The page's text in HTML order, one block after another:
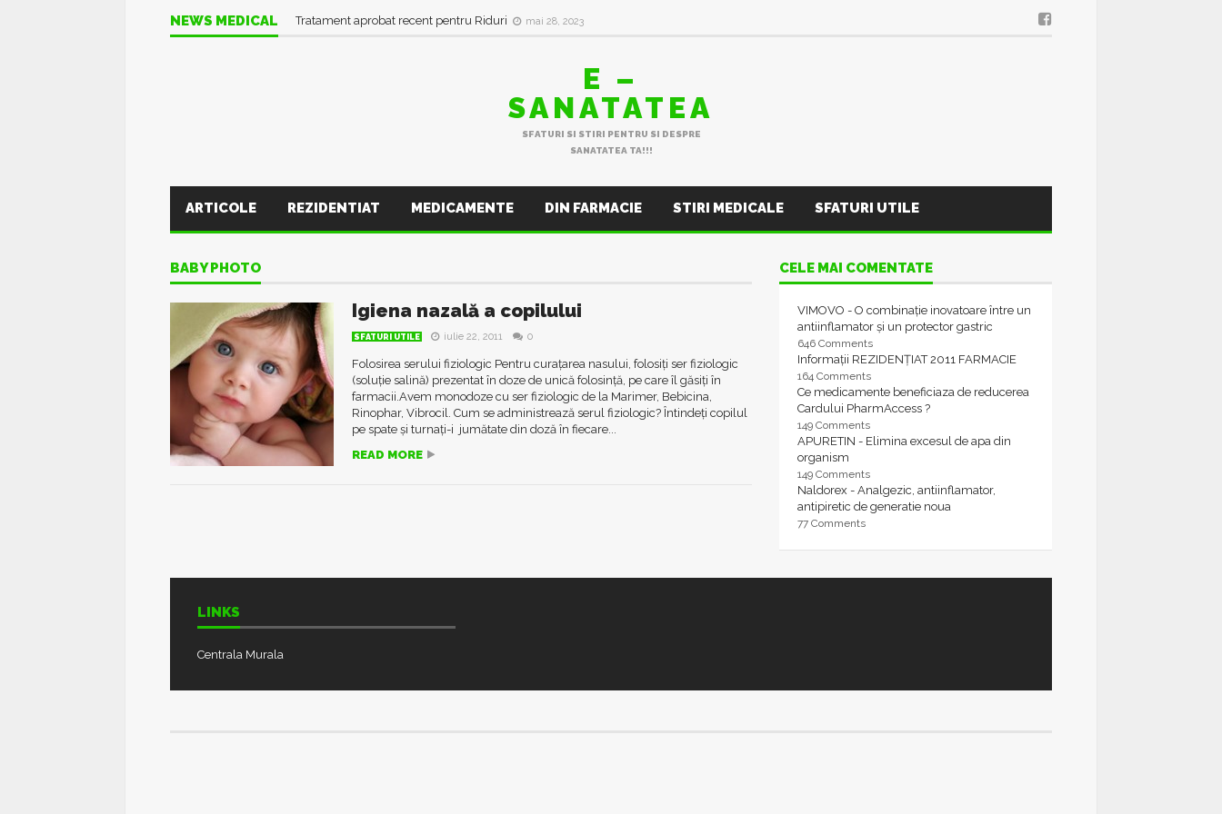
NEWS MEDICAL Tratament aprobat recent pentru Riduri mai 28, 2023
E –
SANATATEA
SFATURI SI STIRI PENTRU SI DESPRE
SANATATEA TA!!!
ARTICOLE REZIDENTIAT MEDICAMENTE DIN FARMACIE STIRI MEDICALE SFATURI UTILE
BABY PHOTO
Igiena nazală a copilului
SFATURI UTILE iulie 22, 2011 0
Folosirea serului fiziologic Pentru curațarea nasului, folosiți ser fiziologic
(soluție salină) prezentat în doze de unică folosință, pe care îl găsiți în
farmacii.Avem monodoze cu ser fiziologic de la Marimer, Bebicina,
Rinophar, Vibrocil. Cum se administrează serul fiziologic? Întindeți copilul
pe spate și turnați-i jumătate din doză în fiecare...
READ MORE
CELE MAI COMENTATE
VIMOVO - O combinație inovatoare între un
antiinflamator și un protector gastric
646 Comments
Informații REZIDENȚIAT 2011 FARMACIE
164 Comments
Ce medicamente beneficiaza de reducerea
Cardului PharmAccess ?
149 Comments
APURETIN - Elimina excesul de apa din
organism
149 Comments
Naldorex - Analgezic, antiinflamator,
antipiretic de generatie noua
77 Comments
LINKS
Centrala Murala